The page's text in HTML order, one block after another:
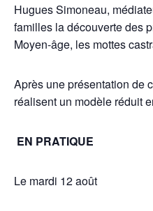
Hugues Simoneau,
familles la découverte des
Moyen-âge, les mottes
Après une présentation de
réalisent un modèle réduit
EN PRATIQUE
Le mardi 12 août